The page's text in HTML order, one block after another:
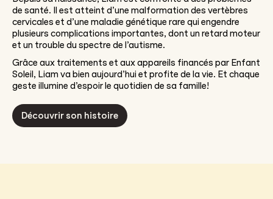
de santé. Il est atteint d’une malformation des vertèbres
cervicales et d’une maladie génétique rare qui engendre
plusieurs complications importantes, dont un retard moteur
et un trouble du spectre de l’autisme.
Grâce aux traitements et aux appareils financés par Enfant
Soleil, Liam va bien aujourd’hui et profite de la vie. Et chaque
geste illumine d’espoir le quotidien de sa famille!
Découvrir son histoire